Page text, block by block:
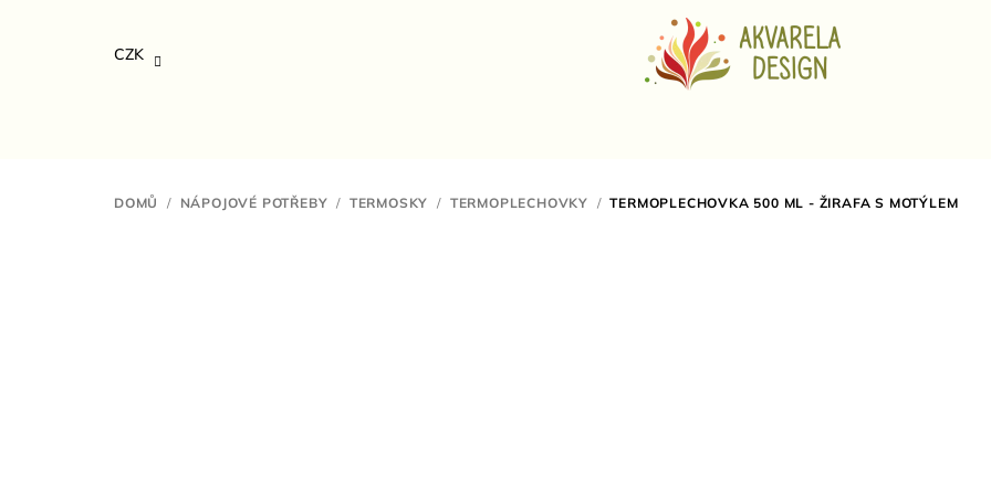
CZK
DOMŮ / NÁPOJOVÉ POTŘEBY / TERMOSKY / TERMOPLECHOVKY / TERMOPLECHOVKA 500 ML - ŽIRAFA S MOTÝLEM